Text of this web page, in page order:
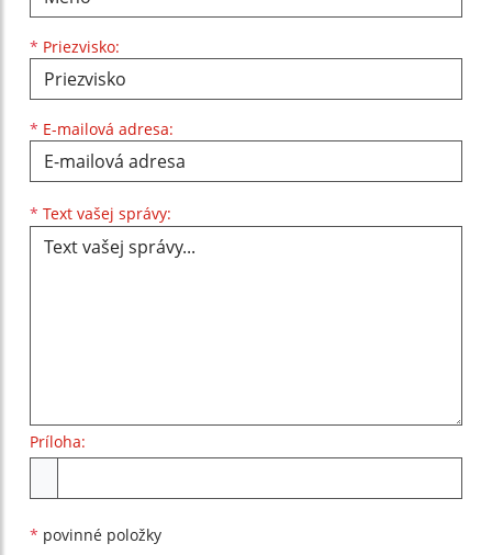
* Priezvisko:
* E-mailová adresa:
* Text vašej správy:
Príloha:
* povinné položky